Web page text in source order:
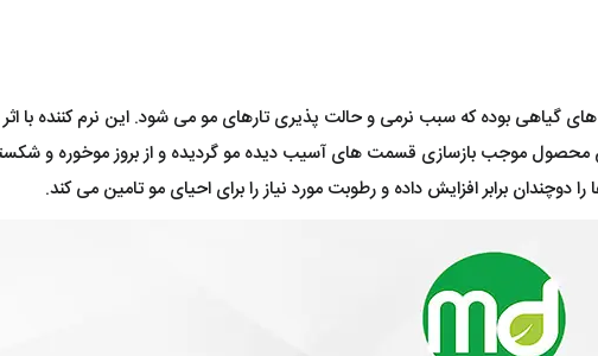
های گیاهی بوده که سبب نرمی و حالت پذیری تارهای مو می شود. این نرم کننده با
موجب بازسازی قسمت های آسیب دیده مو گردیده و از بروز موخوره و
برابر افزایش داده و رطوبت مورد نیاز را برای احیای مو تامین می کند.